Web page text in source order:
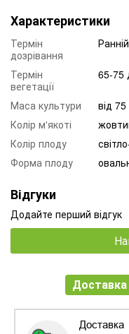
Характеристики
Термін
дозрівання
Ранній
Термін
вегетації
65-75
Маса культури
від
Колір м'якоті
Колір плоду
Форма плоду
Відгуки
Додайте перший відгук
Доставка